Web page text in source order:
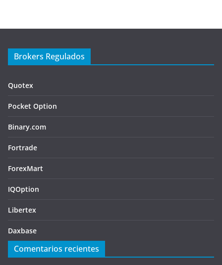
Brokers Regulados
Quotex
Pocket Option
Binary.com
Fortrade
ForexMart
IQOption
Libertex
Daxbase
Comentarios recientes